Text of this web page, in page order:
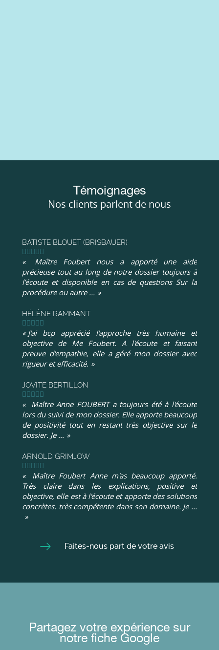
Témoignages
Nos clients parlent de nous
BATISTE BLOUET (BRISBAUER)
Maître Foubert nous a apporté une aide
précieuse tout au long de notre dossier toujours à
l’écoute et disponible en cas de questions Sur la
procédure ou autre ...
HÉLÈNE RAMMANT
J'ai bcp apprécié l'approche très humaine et
objective de Me Foubert. A l'écoute et faisant
preuve d'empathie, elle a géré mon dossier avec
rigueur et efficacité.
JOVITE BERTILLON
Maître Anne FOUBERT a toujours été à l'écoute
lors du suivi de mon dossier. Elle apporte beaucoup
de positivité tout en restant très objective sur le
dossier. Je ...
ARNOLD GRIMJOW
Maître Foubert Anne m'as beaucoup apporté.
Très claire dans les explications, positive et
objective, elle est à l'écoute et apporte des solutions
concrètes. très compétente dans son domaine. Je ...
Faites-nous part de votre avis
Partagez votre expérience sur
notre fiche Google